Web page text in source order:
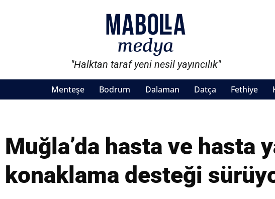
"Halktan taraf yeni nesil yayıncılık"
Menteşe Bodrum Dalaman Datça Fethiye
Muğla’da hasta ve hasta
konaklama desteği